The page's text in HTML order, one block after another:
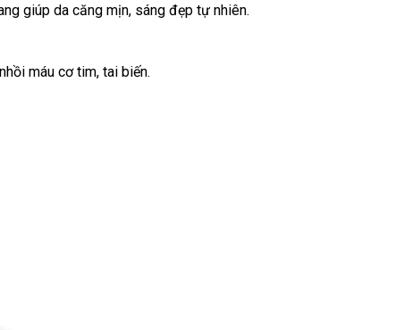
giúp da căng mịn, sáng đẹp tự nhiên.
máu cơ tim, tai biến.